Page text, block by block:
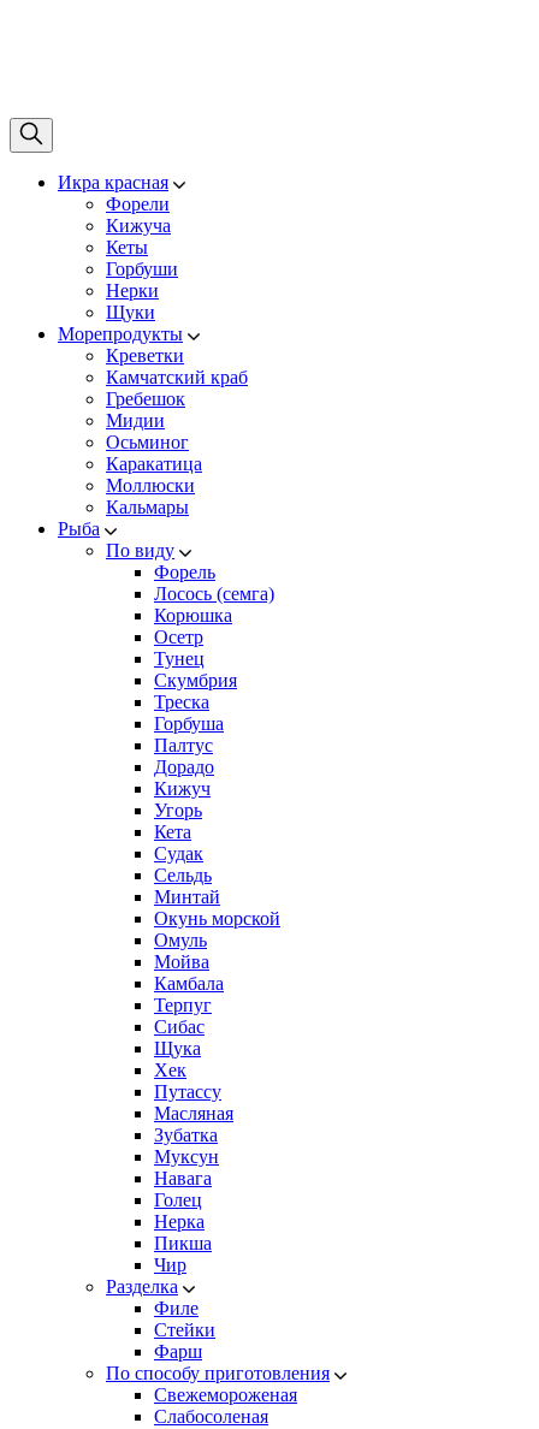
Икра красная
Форели
Кижуча
Кеты
Горбуши
Нерки
Щуки
Морепродукты
Креветки
Камчатский краб
Гребешок
Мидии
Осьминог
Каракатица
Моллюски
Кальмары
Рыба
По виду
Форель
Лосось (семга)
Корюшка
Осетр
Тунец
Скумбрия
Треска
Горбуша
Палтус
Дорадо
Кижуч
Угорь
Кета
Судак
Сельдь
Минтай
Окунь морской
Омуль
Мойва
Камбала
Терпуг
Сибас
Щука
Хек
Путассу
Масляная
Зубатка
Муксун
Навага
Голец
Нерка
Пикша
Чир
Разделка
Филе
Стейки
Фарш
По способу приготовления
Свежемороженая
Cлабосоленая